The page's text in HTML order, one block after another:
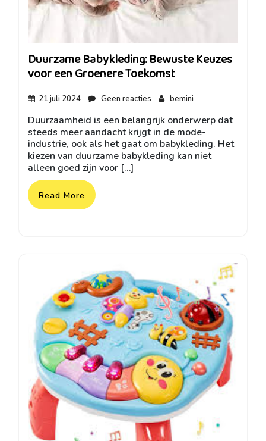
Duurzame Babykleding: Bewuste Keuzes
voor een Groenere Toekomst
21 juli 202421
juli
2024
Geen reacties Geen
reacties
bemini
Duurzaamheid is een belangrijk onderwerp dat
steeds meer aandacht krijgt in de mode-
industrie, ook als het gaat om babykleding. Het
kiezen van duurzame babykleding kan niet
alleen goed zijn voor […]
Read More